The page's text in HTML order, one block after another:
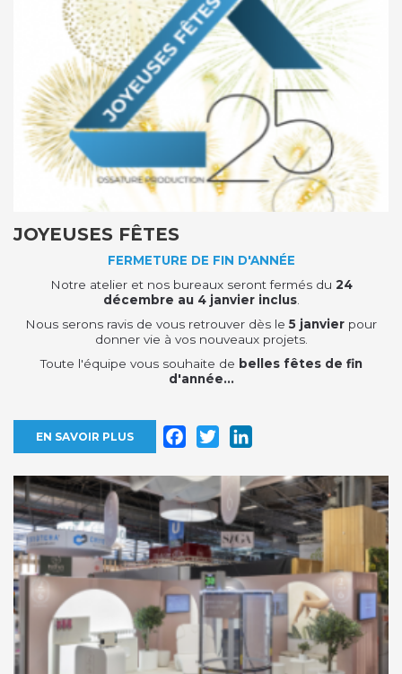
JOYEUSES FÊTES
FERMETURE DE FIN D'ANNÉE
Notre atelier et nos bureaux seront fermés du 24
décembre au 4 janvier inclus.
Nous serons ravis de vous retrouver dès le 5 janvier pour
donner vie à vos nouveaux projets.
Toute l'équipe vous souhaite de belles fêtes de fin
d'année...
EN SAVOIR PLUS Facebook
Twitter